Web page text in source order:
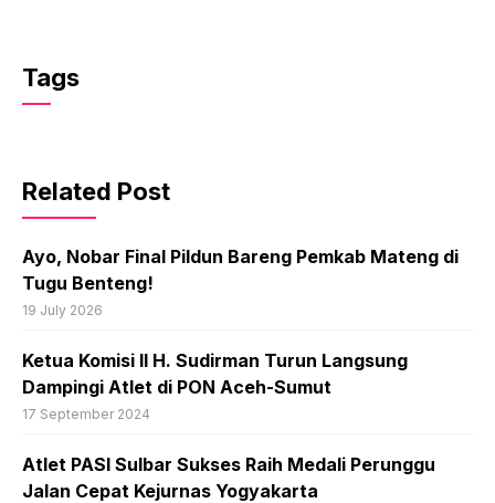
Tags
Related Post
Ayo, Nobar Final Pildun Bareng Pemkab Mateng di
Tugu Benteng!
19 July 2026
Ketua Komisi II H. Sudirman Turun Langsung
Dampingi Atlet di PON Aceh-Sumut
17 September 2024
Atlet PASI Sulbar Sukses Raih Medali Perunggu
Jalan Cepat Kejurnas Yogyakarta